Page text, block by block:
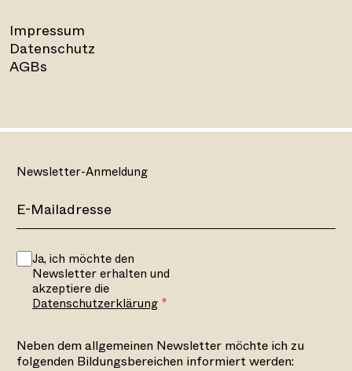
Impressum
Datenschutz
AGBs
Newsletter-Anmeldung
Ja, ich möchte den
Newsletter erhalten und
akzeptiere die
Datenschutzerklärung
Neben dem allgemeinen Newsletter möchte ich zu
folgenden Bildungsbereichen informiert werden: